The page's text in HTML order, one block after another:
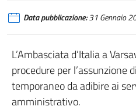
Data pubblicazione:31 Gennaio
L’Ambasciata d’Italia a
procedure per
temporaneo da adibire ai
amministrativo.